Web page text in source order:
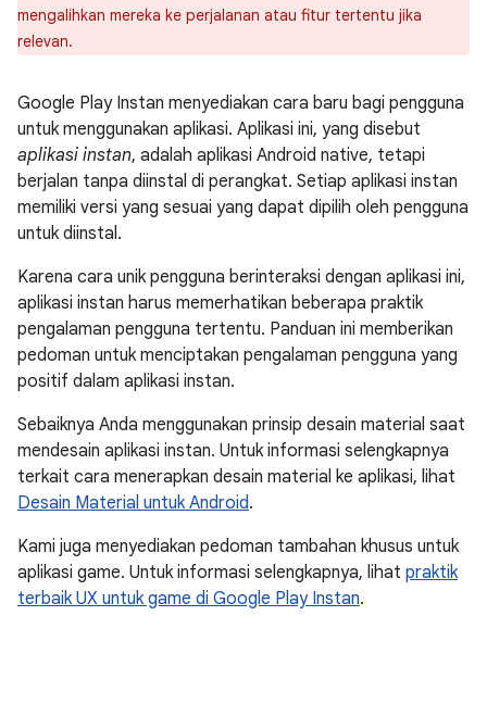
mengalihkan mereka ke perjalanan atau fitur tertentu jika
relevan.
Google Play Instan menyediakan cara baru bagi pengguna
untuk menggunakan aplikasi. Aplikasi ini, yang disebut
aplikasi instan, adalah aplikasi Android native, tetapi
berjalan tanpa diinstal di perangkat. Setiap aplikasi instan
memiliki versi yang sesuai yang dapat dipilih oleh pengguna
untuk diinstal.
Karena cara unik pengguna berinteraksi dengan aplikasi ini,
aplikasi instan harus memerhatikan beberapa praktik
pengalaman pengguna tertentu. Panduan ini memberikan
pedoman untuk menciptakan pengalaman pengguna yang
positif dalam aplikasi instan.
Sebaiknya Anda menggunakan prinsip desain material saat
mendesain aplikasi instan. Untuk informasi selengkapnya
terkait cara menerapkan desain material ke aplikasi, lihat
Desain Material untuk Android.
Kami juga menyediakan pedoman tambahan khusus untuk
aplikasi game. Untuk informasi selengkapnya, lihat praktik
terbaik UX untuk game di Google Play Instan.